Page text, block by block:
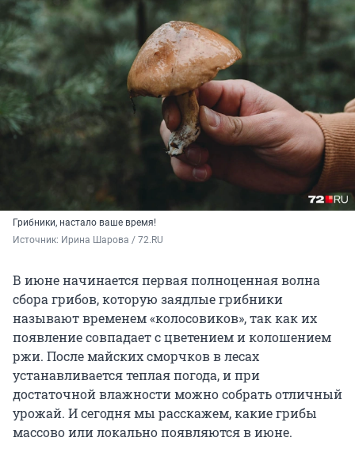
Грибники, настало ваше время!
Источник: Ирина Шарова / 72.RU
В июне начинается первая полноценная волна
сбора грибов, которую заядлые грибники
называют временем «колосовиков», так как их
появление совпадает с цветением и колошением
ржи. После майских сморчков в лесах
устанавливается теплая погода, и при
достаточной влажности можно собрать отличный
урожай. И сегодня мы расскажем, какие грибы
массово или локально появляются в июне.